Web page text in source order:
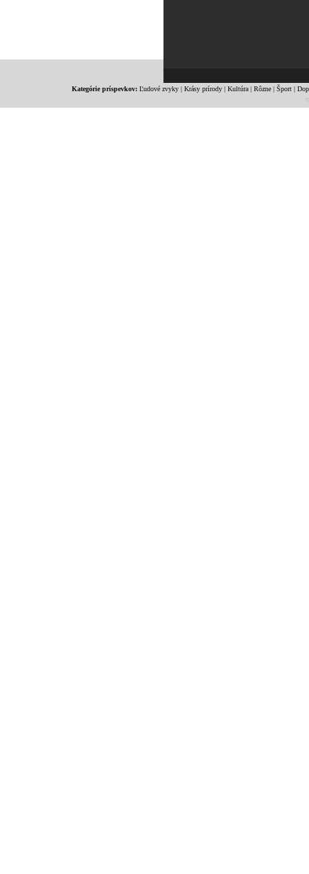
Kategórie príspevkov: Ľudové zvyky| Krásy prírody| Kultúra| Rôzne| Šport|